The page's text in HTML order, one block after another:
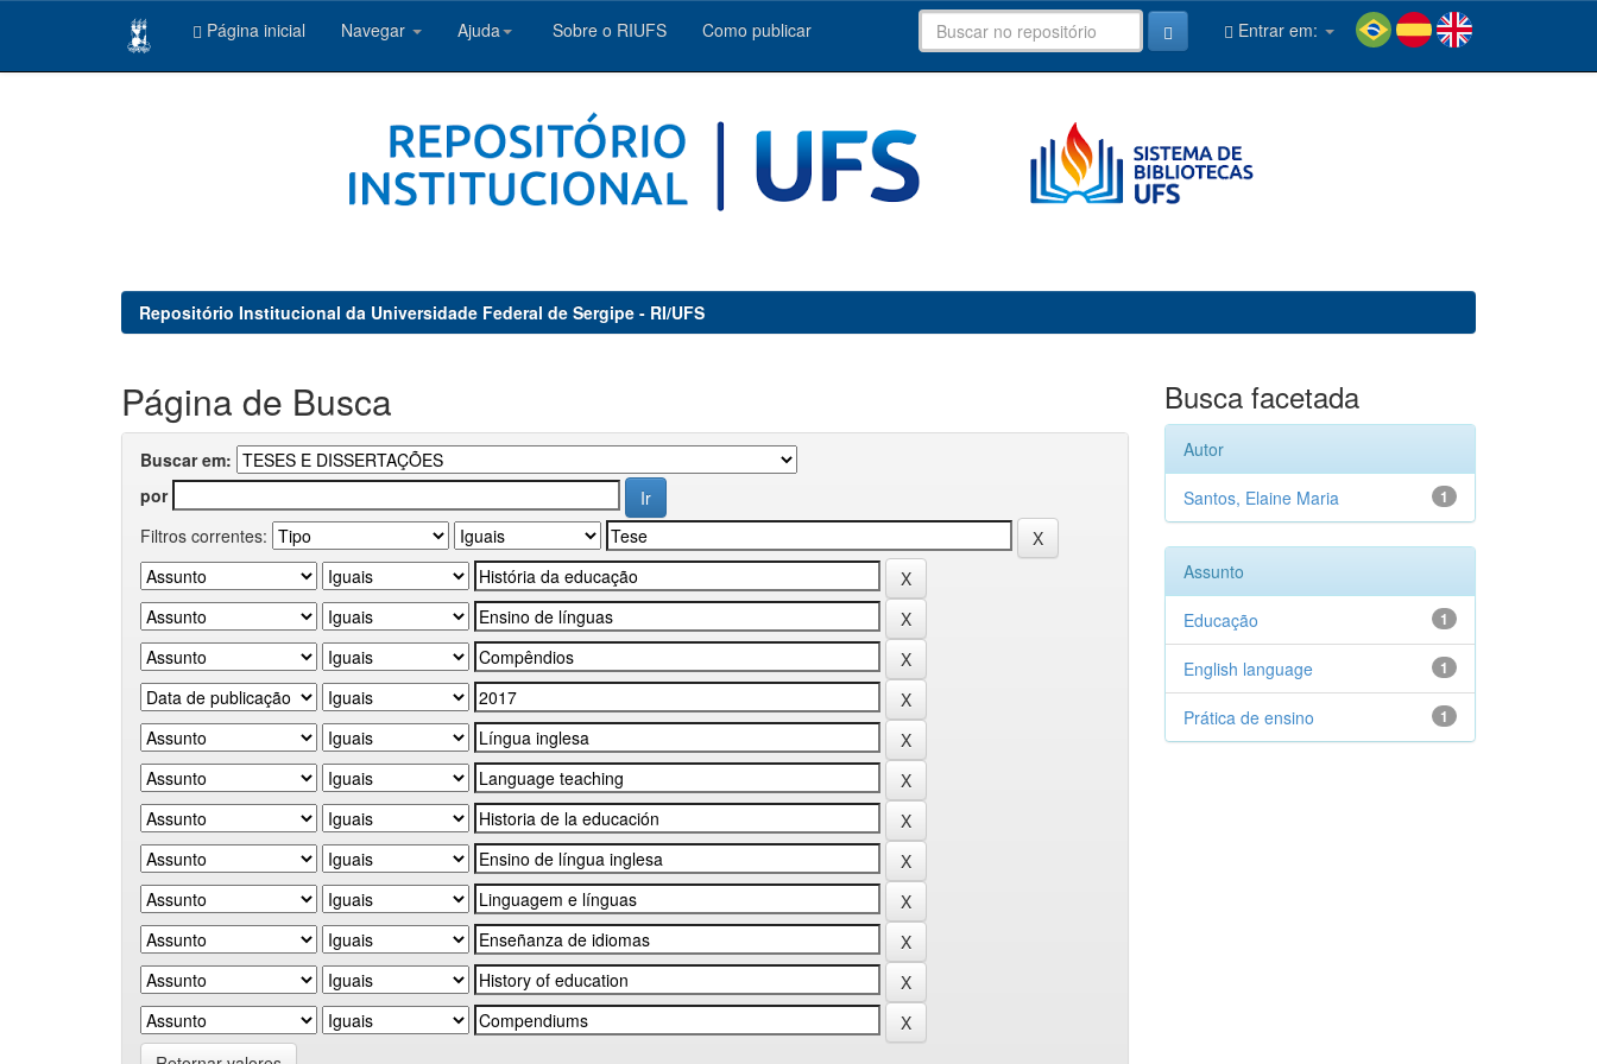
Página inicial Navegar Ajuda Sobre o RIUFS Como publicar Entrar em:
Repositório Institucional da Universidade Federal de Sergipe - RI/UFS
Página de Busca
Buscar em:
por
Filtros correntes:
Busca facetada
Autor
1
Santos, Elaine Maria
Assunto
1
Educação
1
English language
1
Prática de ensino